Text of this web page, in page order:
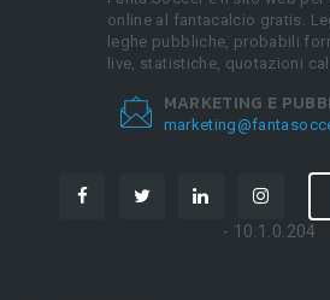
online al fantacalcio gratis.
leghe pubbliche, probabili
live, statistiche, quotazioni
MARKETING E
- 10.1.0.204